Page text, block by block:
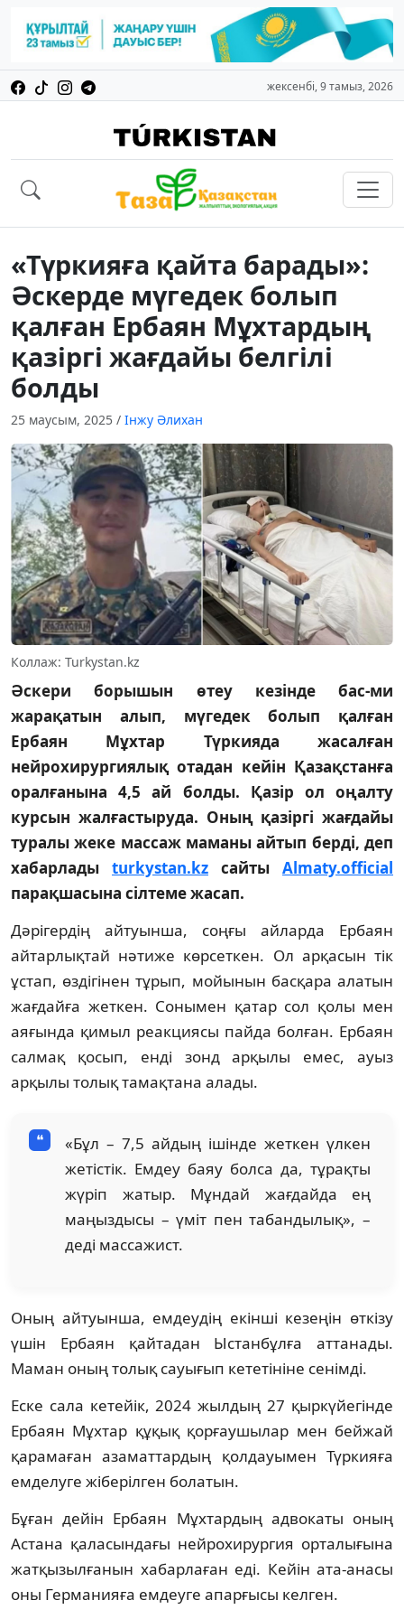
жексенбі, 9 тамыз, 2026
«Түркияға қайта барады»:
Әскерде мүгедек болып
қалған Ербаян Мұхтардың
қазіргі жағдайы белгілі
болды
25 маусым, 2025 / Інжу Әлихан
Коллаж: Turkystan.kz
Әскери борышын өтеу кезінде бас-ми
жарақатын алып, мүгедек болып қалған
Ербаян Мұхтар Түркияда жасалған
нейрохирургиялық отадан кейін Қазақстанға
оралғанына 4,5 ай болды. Қазір ол оңалту
курсын жалғастыруда. Оның қазіргі жағдайы
туралы жеке массаж маманы айтып берді, деп
хабарлады turkystan.kz сайты Almaty.official
парақшасына сілтеме жасап.
Дәрігердің айтуынша, соңғы айларда Ербаян
айтарлықтай нәтиже көрсеткен. Ол арқасын тік
ұстап, өздігінен тұрып, мойынын басқара алатын
жағдайға жеткен. Сонымен қатар сол қолы мен
аяғында қимыл реакциясы пайда болған. Ербаян
салмақ қосып, енді зонд арқылы емес, ауыз
арқылы толық тамақтана алады.
«Бұл – 7,5 айдың ішінде жеткен үлкен
жетістік. Емдеу баяу болса да, тұрақты
жүріп жатыр. Мұндай жағдайда ең
маңыздысы – үміт пен табандылық», –
деді массажист.
Оның айтуынша, емдеудің екінші кезеңін өткізу
үшін Ербаян қайтадан Ыстанбұлға аттанады.
Маман оның толық сауығып кететініне сенімді.
Еске сала кетейік, 2024 жылдың 27 қыркүйегінде
Ербаян Мұхтар құқық қорғаушылар мен бейжай
қарамаған азаматтардың қолдауымен Түркияға
емделуге жіберілген болатын.
Бұған дейін Ербаян Мұхтардың адвокаты оның
Астана қаласындағы нейрохирургия орталығына
жатқызылғанын хабарлаған еді. Кейін ата-анасы
оны Германияға емдеуге апарғысы келген.